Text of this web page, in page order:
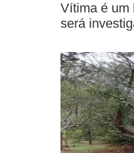
Vítima é um
será